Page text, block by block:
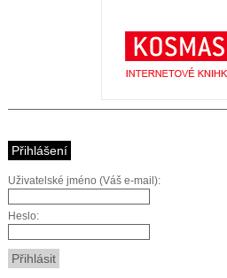
Přihlášení
Uživatelské jméno (Váš e-mail):
Heslo: